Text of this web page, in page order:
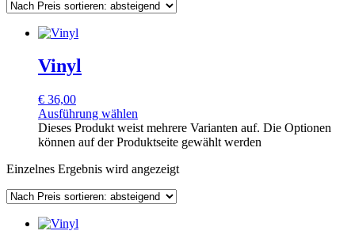
Vinyl
€ 36,00
Ausführung wählen
Dieses Produkt weist mehrere Varianten auf. Die Optionen
können auf der Produktseite gewählt werden
Einzelnes Ergebnis wird angezeigt